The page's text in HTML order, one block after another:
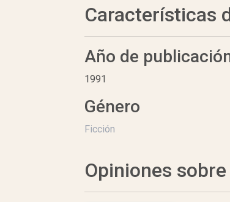
Características
Año de
1991
Género
Ficción
Opiniones sobre